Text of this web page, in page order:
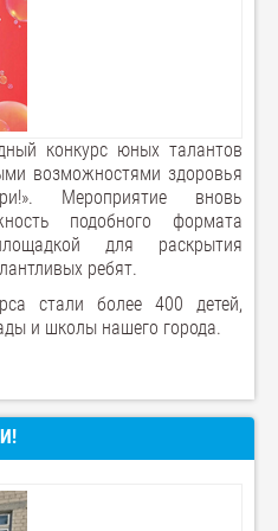
конкурс юных талантов
возможностями здоровья
Мероприятие вновь
подобного формата
для раскрытия
ребят.
стали более 400 детей,
и школы нашего города.